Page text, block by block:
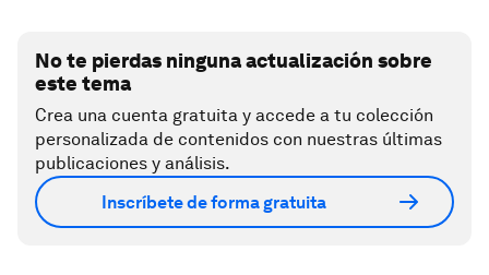
No te pierdas ninguna actualización sobre
este tema
Crea una cuenta gratuita y accede a tu colección
personalizada de contenidos con nuestras últimas
publicaciones y análisis.
Inscríbete de forma gratuita